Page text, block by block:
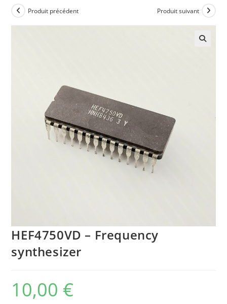
Produit précédent Produit suivant
HEF4750VD – Frequency
synthesizer
10,00 €